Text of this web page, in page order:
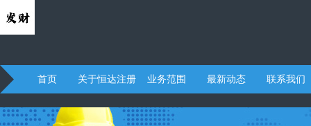
首页 关于恒达注册 业务范围 最新动态 联系我们